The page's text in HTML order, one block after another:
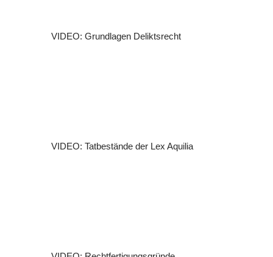
VIDEO: Grundlagen Deliktsrecht
VIDEO: Tatbestände der Lex Aquilia